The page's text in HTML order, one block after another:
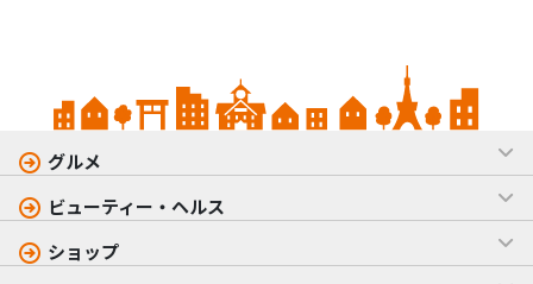
グルメ
ビューティー・ヘルス
ショップ